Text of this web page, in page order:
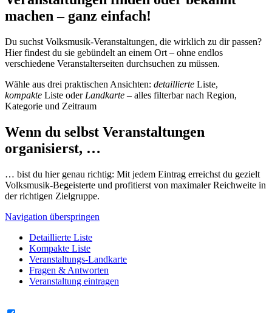
machen – ganz einfach!
Du suchst Volksmusik-Veranstaltungen, die wirklich zu dir passen?
Hier findest du sie gebündelt an einem Ort – ohne endlos
verschiedene Veranstalterseiten durchsuchen zu müssen.
Wähle aus drei praktischen Ansichten: detaillierte Liste,
kompakte Liste oder Landkarte – alles filterbar nach Region,
Kategorie und Zeitraum
Wenn du selbst Veranstaltungen
organisierst, …
… bist du hier genau richtig: Mit jedem Eintrag erreichst du gezielt
Volksmusik-Begeisterte und profitierst von maximaler Reichweite in
der richtigen Zielgruppe.
Navigation überspringen
Detaillierte Liste
Kompakte Liste
Veranstaltungs-Landkarte
Fragen & Antworten
Veranstaltung eintragen